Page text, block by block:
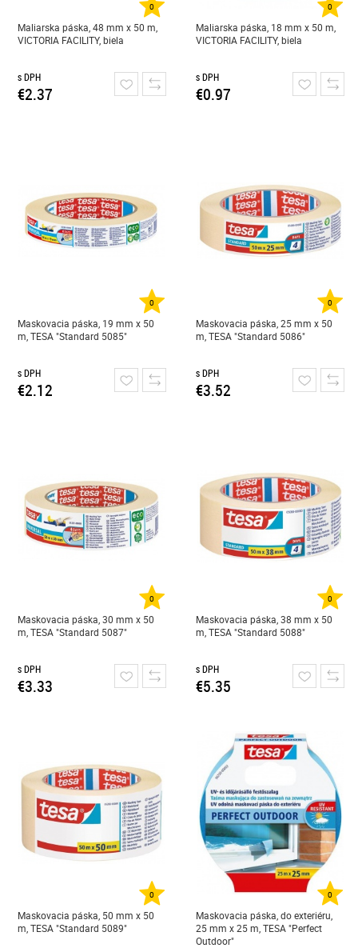
0
Maliarska páska, 48 mm x 50 m,
VICTORIA FACILITY, biela
s DPH
€2.37
0
Maliarska páska, 18 mm x 50 m,
VICTORIA FACILITY, biela
s DPH
€0.97
0
Maskovacia páska, 19 mm x 50
m, TESA "Standard 5085"
s DPH
€2.12
0
Maskovacia páska, 25 mm x 50
m, TESA "Standard 5086"
s DPH
€3.52
0
Maskovacia páska, 30 mm x 50
m, TESA "Standard 5087"
s DPH
€3.33
0
Maskovacia páska, 38 mm x 50
m, TESA "Standard 5088"
s DPH
€5.35
0
Maskovacia páska, 50 mm x 50
m, TESA "Standard 5089"
0
Maskovacia páska, do exteriéru,
25 mm x 25 m, TESA "Perfect
Outdoor"